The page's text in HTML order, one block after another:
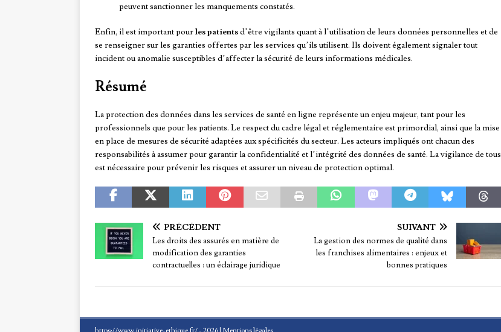
peuvent sanctionner les manquements constatés.
Enfin, il est important pourles patientsd’être vigilants quant à l’utilisation de leurs données personnelles et de
se renseigner sur les garanties offertes par les services qu’ils utilisent. Ils doivent également signaler tout
incident ou anomalie susceptibles d’affecter la sécurité de leurs informations médicales.
Résumé
La protection des données dans les services de santé en ligne représente un enjeu majeur, tant pour les
professionnels que pour les patients. Le respect du cadre légal et réglementaire est primordial, ainsi que la mise
en place de mesures de sécurité adaptées aux spécificités du secteur. Les acteurs impliqués ont chacun des
responsabilités à assumer pour garantir la confidentialité et l’intégrité des données de santé. La vigilance de tous
est nécessaire pour prévenir les risques et assurer un niveau de protection optimal.
PRÉCÉDENT
Les droits des assurés en matière de
modification des garanties
contractuelles : un éclairage juridique
SUIVANT
La gestion des normes de qualité dans
les franchises alimentaires : enjeux et
bonnes pratiques